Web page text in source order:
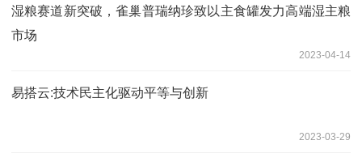
湿粮赛道新突破，雀巢普瑞纳珍致以主食罐发力高端湿主粮
市场
2023-04-14
易搭云:技术民主化驱动平等与创新
2023-03-29